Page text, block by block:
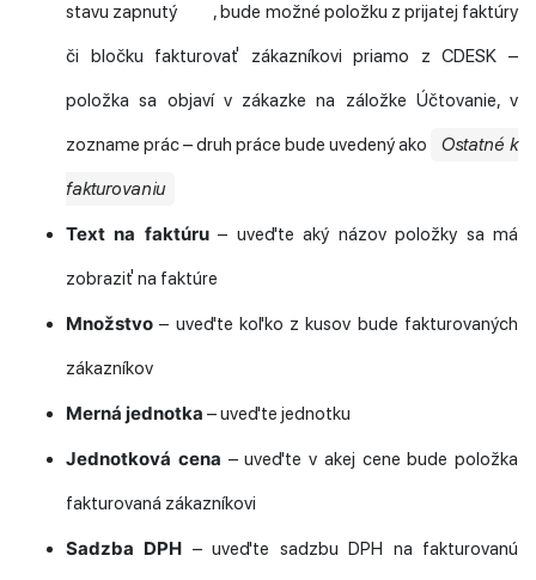
stavu zapnutý , bude možné položku z prijatej faktúry
či bločku fakturovať zákazníkovi priamo z CDESK –
položka sa objaví v zákazke na záložke Účtovanie, v
zozname prác – druh práce bude uvedený ako Ostatné k
fakturovaniu
Text na faktúru– uveďte aký názov položky sa má
zobraziť na faktúre
Množstvo – uveďte koľko z kusov bude fakturovaných
zákazníkov
Merná jednotka – uveďte jednotku
Jednotková cena – uveďte v akej cene bude položka
fakturovaná zákazníkovi
Sadzba DPH – uveďte sadzbu DPH na fakturovanú